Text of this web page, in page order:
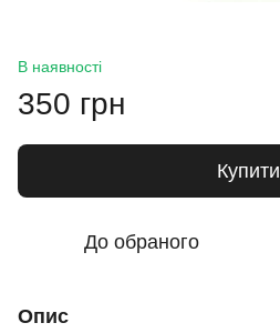
В наявності
350 грн
Купити
До обраного
Опис